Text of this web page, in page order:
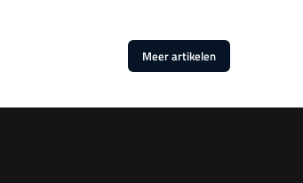
Meer artikelen